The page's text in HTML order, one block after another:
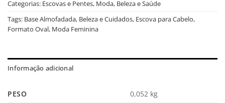
Categorias: Escovas e Pentes, Moda, Beleza e Saúde
Tags: Base Almofadada, Beleza e Cuidados, Escova para Cabelo,
Formato Oval, Moda Feminina
Informação adicional
PESO
0,052 kg